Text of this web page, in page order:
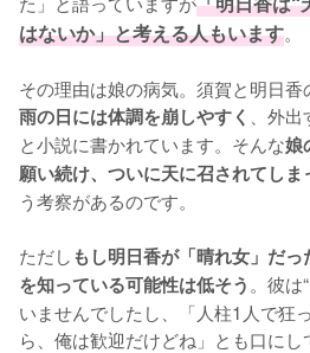
はないか」と考える人もいます。
その理由は娘の病気。須賀と明日
雨の日には体調を崩しやすく
、外
と小説に書かれています。そんな娘
願い続け、ついに天に召されてしま
う考察があるのです。
ただし もし明日香が「晴れ女」だ
を知っている可能性は低そう 。彼は
いませんでしたし、「人柱1人で狂
ら、俺は歓迎だけどね」とも口にし